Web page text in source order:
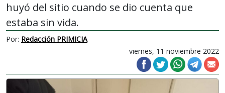
huyó del sitio cuando se dio cuenta que
estaba sin vida.
Por: Redacción PRIMICIA
viernes, 11 noviembre 2022